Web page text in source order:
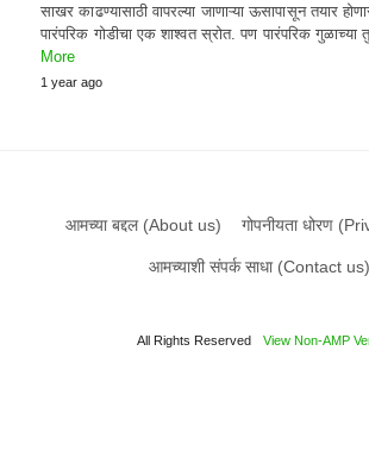
साखर काढण्यासाठी वापरल्या जाणाऱ्या ऊसापासून तयार
पारंपरिक गोडीचा एक शाश्वत स्रोत. पण पारंपरिक
More
1 year ago
आमच्या बद्दल (About us) गोपनीयता धोरण
आमच्याशी संपर्क साधा (Contact us)
All Rights Reserved View Non-AMP